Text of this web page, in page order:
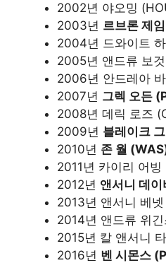
2002년 야오밍
2003년 르브론 제
2004년 드와이트
2005년 앤드류 보
2006년 안드레아
2007년 그렉 오든
2008년 데릭 로즈
2009년 블레이크
2010년 존 월
2011년 카이리 어빙
2012년 앤서니 데
2013년 앤서니 베넷
2014년 앤드류 위
2015년 칼 앤서니
2016년 벤 시몬스